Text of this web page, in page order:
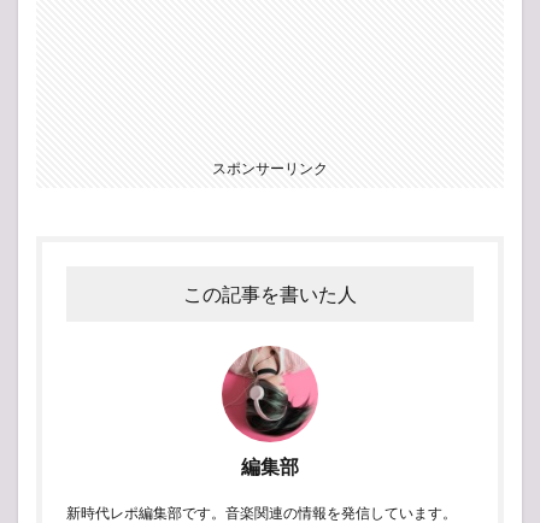
スポンサーリンク
この記事を書いた人
編集部
新時代レポ編集部です。音楽関連の情報を発信しています。